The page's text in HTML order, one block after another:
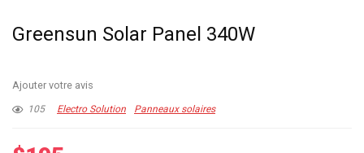
Greensun Solar Panel 340W
Ajouter votre avis
105 Electro Solution Panneaux solaires